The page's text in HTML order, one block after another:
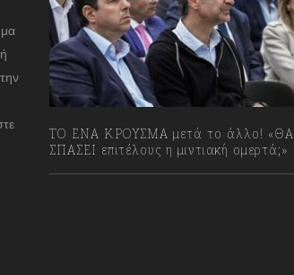
ΤΟ ΕΝΑ ΚΡΟΥΣΜΑ μετά το άλλο! «ΘΑ
ΣΠΑΣΕΙ επιτέλους η μιντιακή ομερτά;»